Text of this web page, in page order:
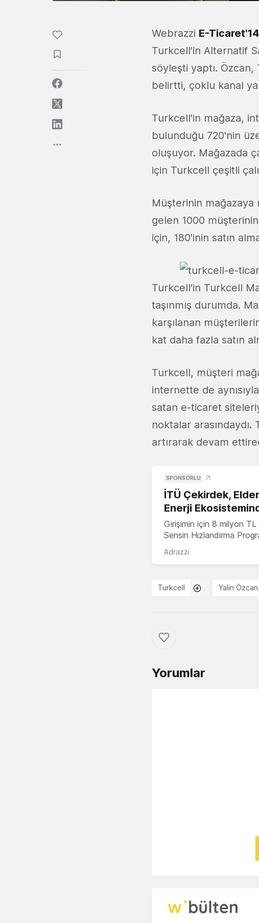
Webrazzi E-Ticaret'14
Turkcell'in Alternatif
söyleşti yaptı. Özcan,
belirtti, çoklu kanal
Turkcell'in mağaza,
bulunduğu 720'nin
oluşuyor. Mağazada
için Turkcell çeşitli
Müşterinin mağazaya
gelen 1000
için, 180'inin satın
Turkcell'in Turkcell
taşınmış durumda.
karşılanan
kat daha fazla satın
Turkcell, müşteri
internette de aynısıyla
satan e-ticaret
noktalar
artırarak devam
SPONSORLU
İTÜ Çekirdek,
Enerji
Girişimin için 8 milyon
Sensin Hızlandırma
Adrazzi
Turkcell Yalın Özcan
Yorumlar